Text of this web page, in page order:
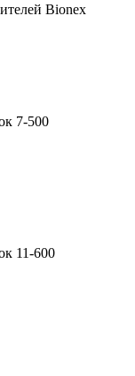
Bionex
7-500
11-600